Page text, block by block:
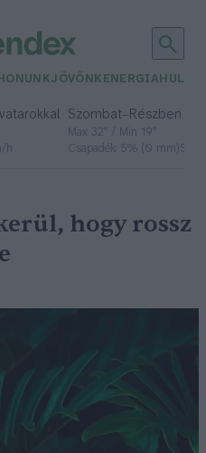
JÖVŐNK ENERGIA
h
Szombat– Részben
Max 32° / Min 19°
Csapadék: 5% (0 mm)
hogy rossz